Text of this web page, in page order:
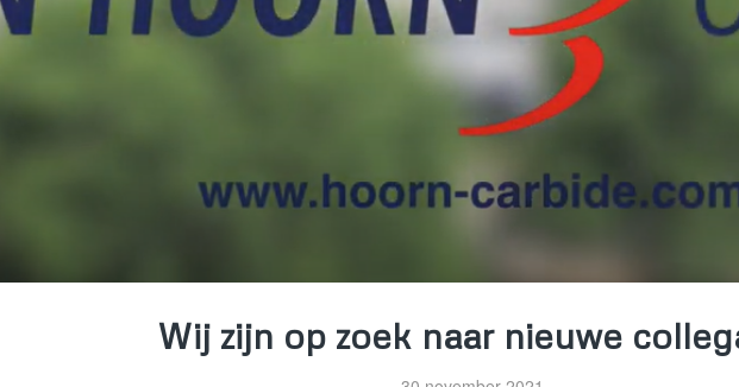
Wij zijn op zoek naar nieuwe